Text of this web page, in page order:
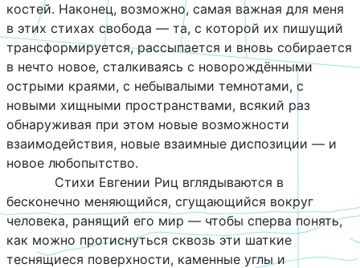
костей. Наконец, возможно, самая важная для меня
в этих стихах свобода — та, с которой их пишущий
трансформируется, рассыпается и вновь собирается
в нечто новое, сталкиваясь с новорождёнными
острыми краями, с небывалыми темнотами, с
новыми хищными пространствами, всякий раз
обнаруживая при этом новые возможности
взаимодействия, новые взаимные диспозиции — и
новое любопытство.
Стихи Евгении Риц вглядываются в
бесконечно меняющийся, сгущающийся вокруг
человека, ранящий его мир — чтобы сперва понять,
как можно протиснуться сквозь эти шаткие
теснящиеся поверхности, каменные углы и